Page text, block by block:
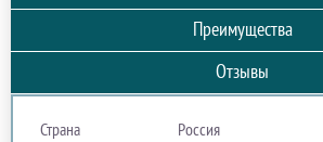
Преимущества
Отзывы
Страна
Россия